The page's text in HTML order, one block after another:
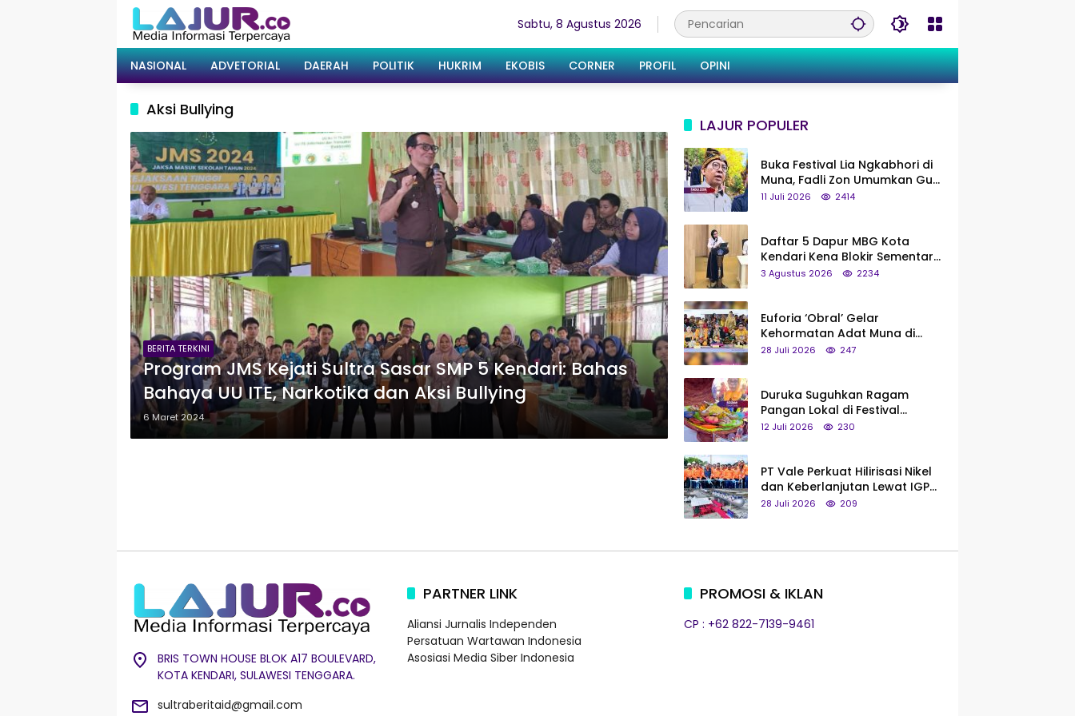
Sabtu, 8 Agustus 2026
NASIONAL ADVETORIAL DAERAH POLITIK HUKRIM EKOBIS CORNER PROFIL OPINI
Aksi Bullying
BERITA TERKINI
Program JMS Kejati Sultra Sasar SMP 5 Kendari: Bahas
Bahaya UU ITE, Narkotika dan Aksi Bullying
6 Maret 2024
LAJUR POPULER
Buka Festival Lia Ngkabhori di
Muna, Fadli Zon Umumkan Gua
Metanduno Segera Naik Status
11 Juli 2026 2414
Daftar 5 Dapur MBG Kota
Kendari Kena Blokir Sementara
dari Pusat
3 Agustus 2026 2234
Euforia ‘Obral’ Gelar
Kehormatan Adat Muna di
Silaturahmi KKMM, Ridwan Bae:
28 Juli 2026 247
Duruka Suguhkan Ragam
Pangan Lokal di Festival
Liangkobhori, Dari Umbi Rebus
12 Juli 2026 230
PT Vale Perkuat Hilirisasi Nikel
dan Keberlanjutan Lewat IGP
Morowali
28 Juli 2026 209
BRIS TOWN HOUSE BLOK A17 BOULEVARD,
KOTA KENDARI, SULAWESI TENGGARA.
sultraberitaid@gmail.com
PARTNER LINK
Aliansi Jurnalis Independen
Persatuan Wartawan Indonesia
Asosiasi Media Siber Indonesia
PROMOSI & IKLAN
CP : +62 822-7139-9461